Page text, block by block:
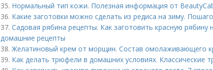
35. Нормальный тип кожи. Полезная информация от
36. Какие заготовки можно сделать из редиса на зиму.
37. Садовая рябина рецепты. Как заготовить красную
домашние рецепты
38.Желатиновый крем от морщин. Состав омолаживающего
39. Как делать трюфели в домашних условиях. Классические